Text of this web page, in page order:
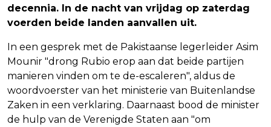
decennia. In de nacht van vrijdag op zaterdag
voerden beide landen aanvallen uit.
In een gesprek met de Pakistaanse legerleider Asim
Mounir "drong Rubio erop aan dat beide partijen
manieren vinden om te de-escaleren", aldus de
woordvoerster van het ministerie van Buitenlandse
Zaken in een verklaring. Daarnaast bood de minister
de hulp van de Verenigde Staten aan "om